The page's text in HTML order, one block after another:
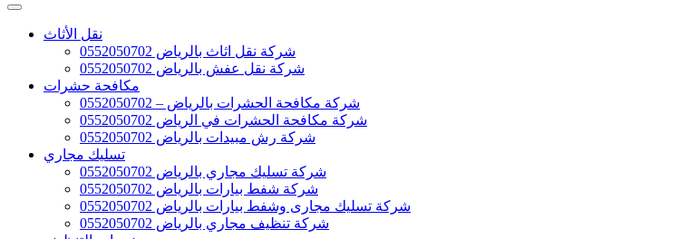
نقل الأثاث
شركة نقل اثاث بالرياض 0552050702
شركة نقل عفش بالرياض 0552050702
مكافحة حشرات
شركة مكافحة الحشرات بالرياض – 0552050702
شركة مكافحة الحشرات في الرياض 0552050702
شركة رش مبيدات بالرياض 0552050702
تسليك مجاري
شركة تسليك مجاري بالرياض 0552050702
شركة شفط بيارات بالرياض 0552050702
شركة تسليك مجارى وشفط بيارات بالرياض 0552050702
شركة تنظيف مجاري بالرياض 0552050702